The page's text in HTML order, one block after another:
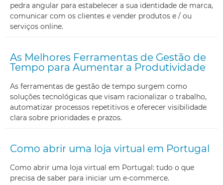
pedra angular para estabelecer a sua identidade de marca,
comunicar com os clientes e vender produtos e / ou
serviços online.
As Melhores Ferramentas de Gestão de
Tempo para Aumentar a Produtividade
As ferramentas de gestão de tempo surgem como
soluções tecnológicas que visam racionalizar o trabalho,
automatizar processos repetitivos e oferecer visibilidade
clara sobre prioridades e prazos.
Como abrir uma loja virtual em Portugal
Como abrir uma loja virtual em Portugal: tudo o que
precisa de saber para iniciar um e-commerce.